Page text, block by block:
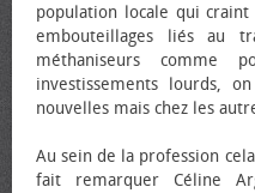
population locale qui craint
embouteillages liés au
méthaniseurs comme
investissements lourds,
nouvelles mais chez les
Au sein de la profession
fait remarquer Céline